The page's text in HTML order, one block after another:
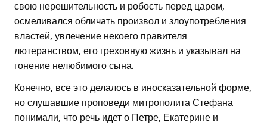
свою нерешительность и робость перед царем,
осмеливался обличать произвол и злоупотребления
властей, увлечение некоего правителя
лютеранством, его греховную жизнь и указывал на
гонение нелюбимого сына.
Конечно, все это делалось в иносказательной форме,
но слушавшие проповеди митрополита Стефана
понимали, что речь идет о Петре, Екатерине и